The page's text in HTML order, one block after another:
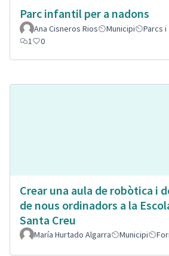
Parc infantil per a nadons
Ana Cisneros Rios
Municipi
Parcs
1
0
Crear una aula de robòtica i
de nous ordinadors a la
Santa Creu
María Hurtado Algarra Municipi